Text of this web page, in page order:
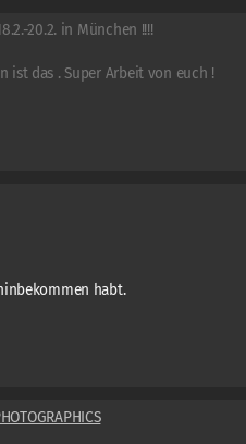
20.2. in München !!!!
ist das . Super Arbeit von euch !
habt.